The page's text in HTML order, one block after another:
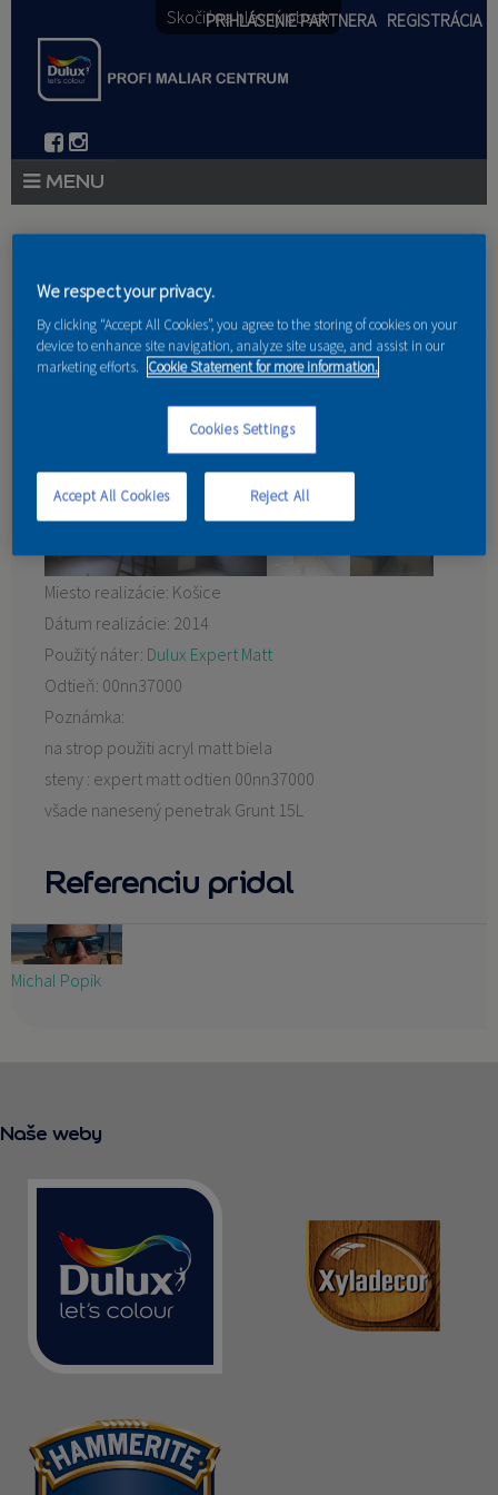
Skočiť na hlavný obsah
PRIHLÁSENIE PARTNERA REGISTRÁCIA
PORADENSTVO
AKCIE A NOVINKY
Nachádzate sa tu
Domov»Referencie»Michal Popik
na Hore
Miesto realizácie: Košice
Dátum realizácie: 2014
Použitý náter: Dulux Expert Matt
Odtieň: 00nn37000
Poznámka:
na strop použiti acryl matt biela
steny : expert matt odtien 00nn37000
všade nanesený penetrak Grunt 15L
Referenciu pridal
Michal Popik
Naše weby
We respect your privacy.
By clicking “Accept All Cookies”, you agree to the storing of cookies on your
device to enhance site navigation, analyze site usage, and assist in our
marketing efforts. Cookie Statement for more information.
Cookies Settings
Reject All
Accept All Cookies